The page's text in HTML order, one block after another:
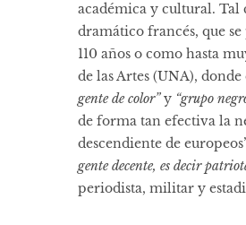
académica y cultural. Tal
dramático francés, que
110 años o como hasta
de las Artes (UNA),
gente de color”y “grupo
de forma tan efectiva la
descendiente de
gente decente, es decir
periodista, militar y